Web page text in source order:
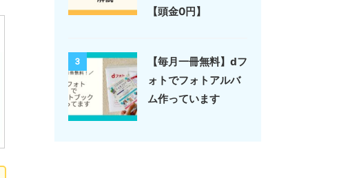
【頭金0円】
3
【毎月一冊無料】dフ
ォトでフォトアルバ
ム作っています